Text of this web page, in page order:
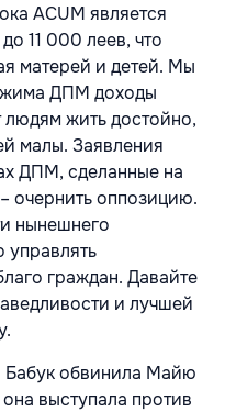
ACUM является
11 000 леев, что
матерей и детей. Мы
ДПМ доходы
жить достойно,
малы. Заявления
ДПМ, сделанные на
очернить оппозицию.
нынешнего
управлять
граждан. Давайте
и лучшей
обвинила Майю
выступала против